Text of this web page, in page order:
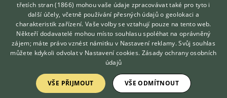
Kontakt
Možnosti zvýraznění inzerátů
Podmínky užití
Zpracování osobních údajů
Přihlášení
Registrace
Hledáte zvířecího kamaráda?
Zdarma vám poradí
VETERINÁŘ ONLINE
KONZULTOVAT S
VETERINÁŘEM
třetích stran (1866) mohou vaše údaje zpracovávat také pro tyto i
další účely, včetně používání přesných údajů o geolokaci a
charakteristik zařízení. Vaše volby se vztahují pouze na tento web.
Někteří dodavatelé mohou místo souhlasu spoléhat na oprávněný
zájem; máte právo vznést námitku v Nastavení reklamy. Svůj souhlas
můžete kdykoli odvolat v Nastavení cookies. Zásady ochrany osobních
údajů
VŠE PŘIJMOUT VŠE ODMÍTNOUT